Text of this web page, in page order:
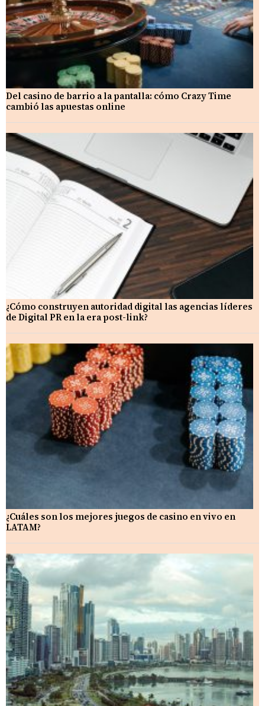
Del casino de barrio a la pantalla: cómo Crazy Time
cambió las apuestas online
¿Cómo construyen autoridad digital las agencias líderes
de Digital PR en la era post-link?
¿Cuáles son los mejores juegos de casino en vivo en
LATAM?